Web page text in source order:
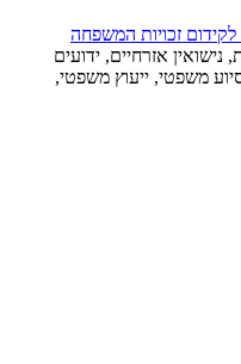
נישואין אזרחיים, ידועים
משפטי, ייעוץ משפטי,